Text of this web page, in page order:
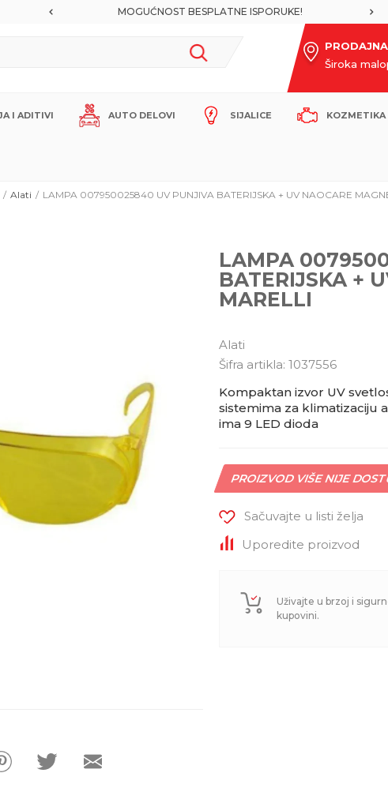
MOGUĆNOST BESPLATNE ISPORUKE!
Široka
I ADITIVI AUTO DELOVI SIJALICE KOZMETIKA
Alati LAMPA 007950025840 UV PUNJIVA BATERIJSKA + UV NAOCARE
LAMPA
BATERIJSKA +
MARELLI
Alati
Šifra artikla: 1037556
Kompaktan izvor UV
sistemima za klimatizaciju
ima 9 LED dioda
PROIZVOD VIŠE NIJE
Sačuvajte u listi želja
Uporedite proizvod
Uživajte u brzoj i
kupovini.